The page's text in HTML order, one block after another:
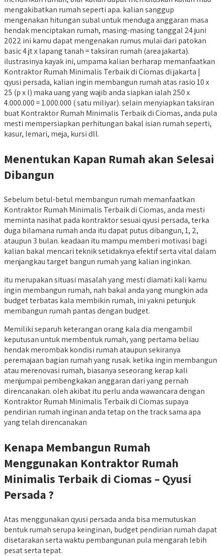
mengakibatkan rumah seperti apa. kalian sanggup
mengenakan hitungan subal untuk menduga anggaran masa
hendak menciptakan rumah, masing-masing tanggal 24 juni
2022 ini kamu dapat mengenakan rumus mulai dari patokan
basic 4 jt x lapang tanah = taksiran rumah (area jakarta).
ilustrasinya kayak ini, umpama kalian berharap memanfaatkan
Kontraktor Rumah Minimalis Terbaik di Ciomas di jakarta |
qyusi persada, kalian ingin membangun rumah atas rasio 10 x
25 (p x l) maka uang yang wajib anda siapkan ialah 250 x
4.000.000 = 1.000.000 ( satu miliyar). selain menyiapkan taksiran
buat Kontraktor Rumah Minimalis Terbaik di Ciomas, anda pula
mesti mempersiapkan perhitungan bakal isian rumah seperti,
kasur, lemari, meja, kursi dll.
Menentukan Kapan Rumah akan Selesai
Dibangun
Sebelum betul-betul membangun rumah memanfaatkan
Kontraktor Rumah Minimalis Terbaik di Ciomas, anda mesti
meminta nasihat pada kontraktor sesuai qyusi persada, terka
duga bilamana rumah anda itu dapat putus dibangun, 1, 2,
ataupun 3 bulan. keadaan itu mampu memberi motivasi bagi
kalian bakal mencari teknik setidaknya efektif serta vital dalam
menjangkau target bangun rumah yang kalian inginkan.
itu merupakan situasi masalah yang mesti diamati kali kamu
ingin membangun rumah, nah bakal anda yang mungkin ada
budget terbatas kala membikin rumah, ini yakni petunjuk
membangun rumah pantas dengan budget.
Memiliki separuh keterangan orang kala dia mengambil
keputusan untuk membentuk rumah, yang pertama beliau
hendak merombak kondisi rumah ataupun sekiranya
peremajaan bagian rumah yang rusak. ketika ingin membangun
atau merenovasi rumah, biasanya seseorang kerap kali
menjumpai pembengkakan anggaran dari yang pernah
direncanakan. oleh akibat itu perlu anda wawancara dengan
Kontraktor Rumah Minimalis Terbaik di Ciomas supaya
pendirian rumah inginan anda tetap on the track sama apa
yang telah direncanakan
Kenapa Membangun Rumah
Menggunakan Kontraktor Rumah
Minimalis Terbaik di Ciomas – Qyusi
Persada ?
Atas menggunakan qyusi persada anda bisa memutuskan
bentuk rumah serupa keinginan, budget pendirian rumah dapat
disetarakan serta waktu pembangunan pula mengarah lebih
pesat serta tepat.